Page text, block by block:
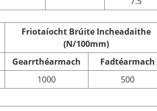
Friotaíocht Brúite Incheadaithe
(N/100mm)
Gearrthéarmach
Fadtéarmach
1000
500